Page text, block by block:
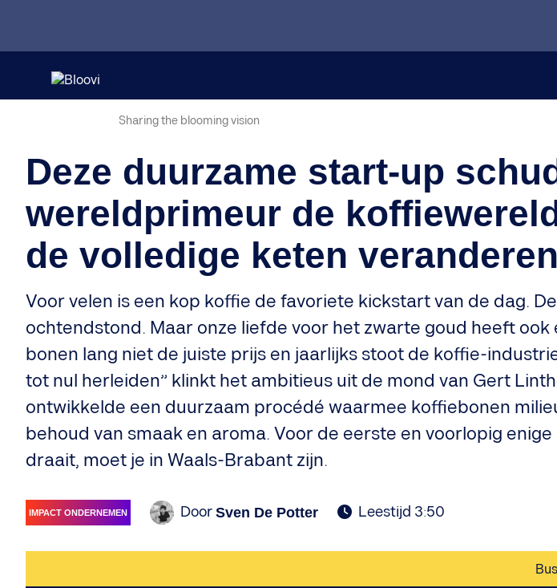
Sharing the blooming vision
Deze duurzame start-up
wereldprimeur de
de volledige keten
Voor velen is een kop koffie de favoriete kickstart van de dag.
ochtendstond. Maar onze liefde voor het zwarte goud heeft
bonen lang niet de juiste prijs en jaarlijks stoot de koffie-
tot nul herleiden” klinkt het ambitieus uit de mond van Gert
ontwikkelde een duurzaam procédé waarmee koffiebonen
behoud van smaak en aroma. Voor de eerste en voorlopig
draait, moet je in Waals-Brabant zijn.
IMPACT ONDERNEMEN Door Sven De Potter Leestijd 3:50